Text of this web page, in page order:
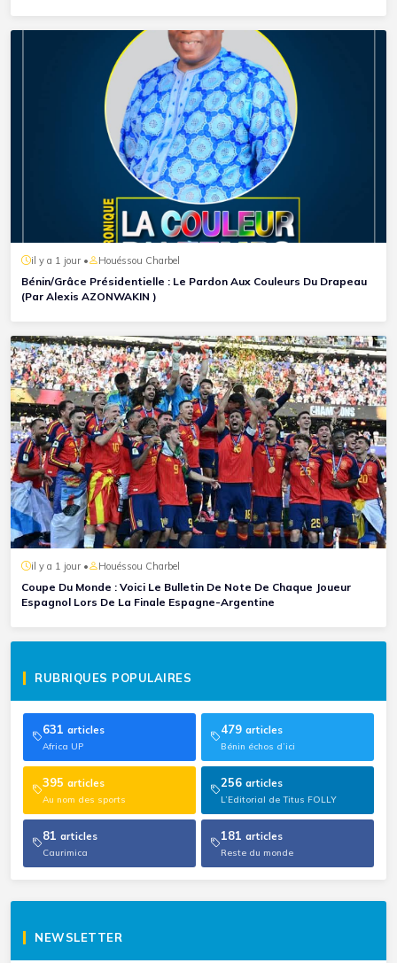
il y a 1 jour • Houéssou Charbel
Bénin/Grâce Présidentielle : Le Pardon Aux Couleurs Du Drapeau
(Par Alexis AZONWAKIN )
il y a 1 jour • Houéssou Charbel
Coupe Du Monde : Voici Le Bulletin De Note De Chaque Joueur
Espagnol Lors De La Finale Espagne-Argentine
RUBRIQUES POPULAIRES
631 articles
Africa UP
479 articles
Bénin échos d’ici
395 articles
Au nom des sports
256 articles
L’Editorial de Titus FOLLY
81 articles
Caurimica
181 articles
Reste du monde
NEWSLETTER